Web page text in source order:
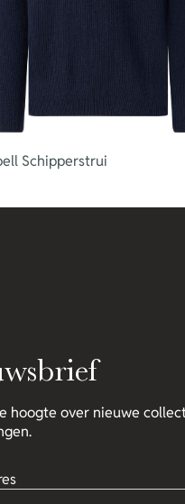
Schipperstrui
hoogte over nieuwe